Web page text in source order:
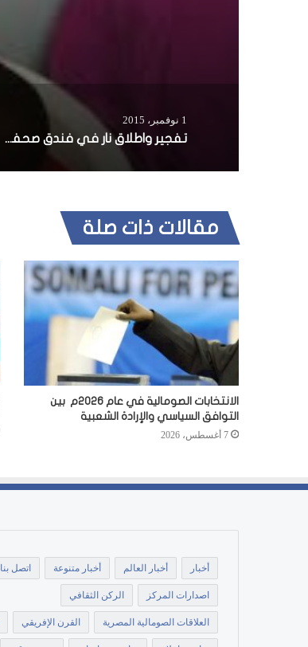
1 نوفمبر، 2015
تفجير واطلاق نار في فندق صحفي بمقديشو
مقالات ذات صلة
الانتخابات الصومالية في عام 2026م بين
التوافق السياسي والإرادة الشعبية
7 أغسطس، 2026
أخبار أخبار العالم أخبار متنوعة اتصل بنا
اصدارات المركز الركن الثقافي
العلاقات الصومالية المصرية القرن الإفريقي